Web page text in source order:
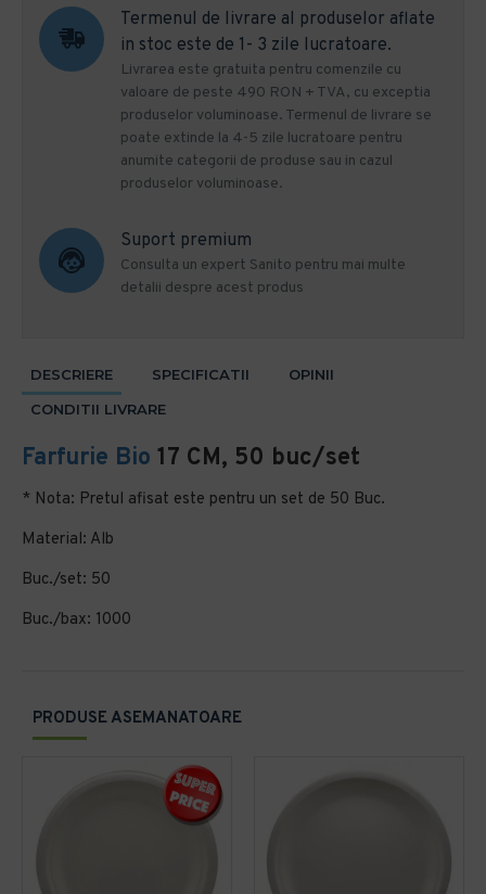
Termenul de livrare al produselor aflate
in stoc este de 1- 3 zile lucratoare.
Livrarea este gratuita pentru comenzile cu
valoare de peste 490 RON + TVA, cu exceptia
produselor voluminoase. Termenul de livrare se
poate extinde la 4-5 zile lucratoare pentru
anumite categorii de produse sau in cazul
produselor voluminoase.
Suport premium
Consulta un expert Sanito pentru mai multe
detalii despre acest produs
PRODUSE ASEMANATOARE
DESCRIERE SPECIFICATII
OPINII
CONDITII LIVRARE
Farfurie Bio 17 CM, 50 buc/set
* Nota: Pretul afisat este pentru un set de 50 Buc.
Material: Alb
Buc./set: 50
Buc./bax: 1000